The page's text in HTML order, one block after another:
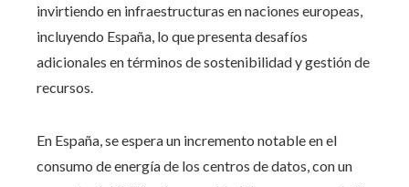
invirtiendo en infraestructuras en naciones europeas,
incluyendo España, lo que presenta desafíos
adicionales en términos de sostenibilidad y gestión de
recursos.
En España, se espera un incremento notable en el
consumo de energía de los centros de datos, con un